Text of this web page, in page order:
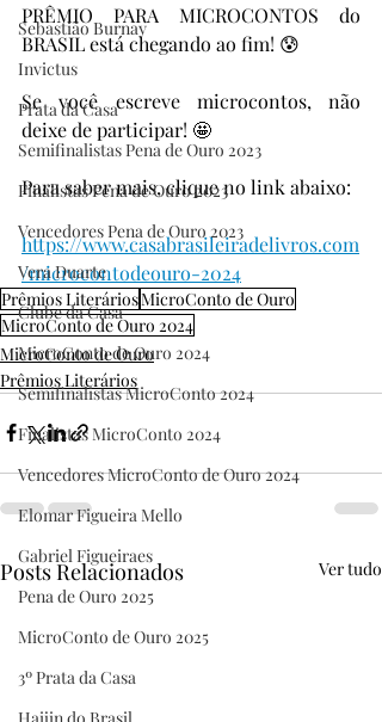
Sebastião Burnay
Invictus
Prata da Casa
Semifinalistas Pena de Ouro 2023
Finalistas Pena de Ouro 2023
Vencedores Pena de Ouro 2023
Vera Duarte
Clube da Casa
MicroConto de Ouro 2024
Semifinalistas MicroConto 2024
Finalistas MicroConto 2024
Vencedores MicroConto de Ouro 2024
Elomar Figueira Mello
Gabriel Figueiraes
Pena de Ouro 2025
MicroConto de Ouro 2025
3º Prata da Casa
Haijin do Brasil
PRÊMIO PARA MICROCONTOS do
BRASIL está chegando ao fim! 😰
Se você escreve microcontos, não
deixe de participar! 🤩
Para saber mais, clique no link abaixo:
https://www.casabrasileiradelivros.com
/microcontodeouro-2024
Prêmios LiteráriosMicroConto de Ouro
MicroConto de Ouro 2024
MicroConto de Ouro
Prêmios Literários
Posts Relacionados Ver tudo